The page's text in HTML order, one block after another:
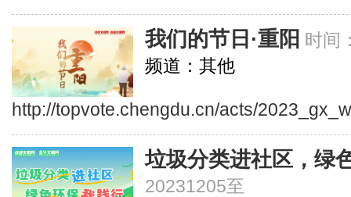
我们的节日·重阳 时间
频道：其他
http://topvote.chengdu.cn/acts/
垃圾分类进社区，绿
20231205至